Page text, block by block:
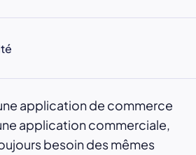
application de commerce
application commerciale,
besoin des mêmes